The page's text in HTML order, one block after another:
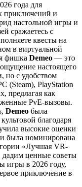
года для
приключений и
настольной игры и
сражаетесь с
квесты на
в виртуальной
фишка Demeo — это
ощущение настоящего
но с удобством
(Steam), PlayStation
предлагая как
PvE-вызовы.
Demeo была
благодаря
высокие оценки
была номинирована
«Лучшая VR-
дадим ценные советы
игры в 2026 году,
приключение в